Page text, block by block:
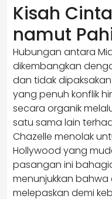
Kisah
namut
Hubungan antara
dikembangkan
dan tidak
yang penuh konflik
secara organik
satu sama lain
Chazelle menolak
Hollywood yang
pasangan ini
menunjukkan
melepaskan demi